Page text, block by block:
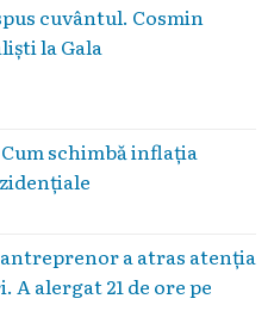
cuvântul. Cosmin
la Gala
schimbă inflaţia
a atras atenția
alergat 21 de ore pe